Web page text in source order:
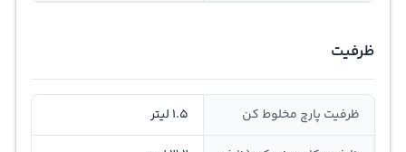
ظرفیت
ظرفیت پارچ مخلوط کن 1.5 لیتر